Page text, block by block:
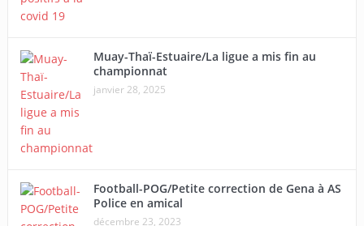
Muay-Thaï-Estuaire/La ligue a mis fin au
championnat
janvier 28, 2025
Football-POG/Petite correction de Gena à AS
Police en amical
décembre 23, 2023